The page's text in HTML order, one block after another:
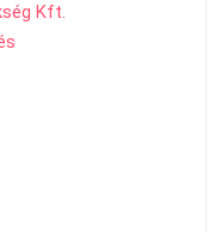
Kft.